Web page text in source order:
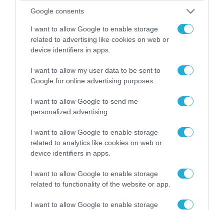
Google consents
I want to allow Google to enable storage
related to advertising like cookies on web or
device identifiers in apps.
I want to allow my user data to be sent to
Google for online advertising purposes.
I want to allow Google to send me
personalized advertising.
I want to allow Google to enable storage
related to analytics like cookies on web or
device identifiers in apps.
I want to allow Google to enable storage
related to functionality of the website or app.
I want to allow Google to enable storage
Ελέγχεται αμοντάριστο βίντεο της σύγκρουσης
των ελικοπτέρων στην Ψάθα – Σενάριο για